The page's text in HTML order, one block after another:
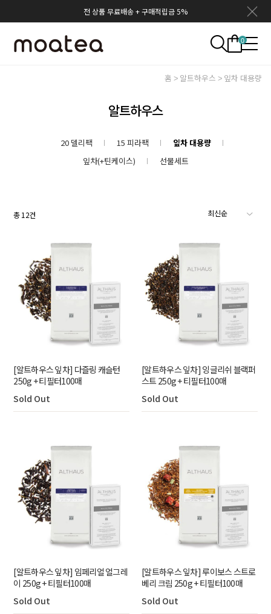
전 상품 무료배송 + 구매적립금 5%
0
홈 알트하우스 잎차 대용량
알트하우스
20 델리팩 15 피라팩
잎차 대용량
잎차(+틴케이스)
선물세트
총12건
[알트하우스 잎차] 다즐링 캐슬턴
250g + 티필터100매
Sold Out
[알트하우스 잎차] 잉글리쉬 블랙퍼
스트 250g + 티필터100매
Sold Out
[알트하우스 잎차] 임페리얼 얼그레
이 250g + 티필터100매
Sold Out
[알트하우스 잎차] 루이보스 스트로
베리 크림 250g + 티필터100매
Sold Out